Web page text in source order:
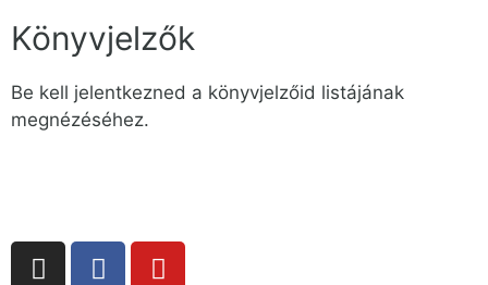
Könyvjelzők
Be kell jelentkezned a könyvjelzőid listájának
megnézéséhez.